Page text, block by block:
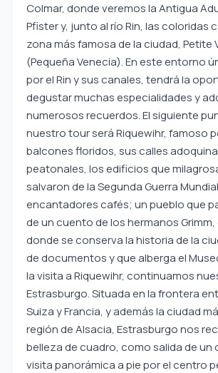
Colmar, donde veremos la Antigua
Pfister y, junto al río Rin, las coloridas
zona más famosa de la ciudad, Petite
(Pequeña Venecia). En este entorno
por el Rin y sus canales, tendrá la
degustar muchas especialidades y
numerosos recuerdos. El siguiente
nuestro tour será Riquewihr, famoso
balcones floridos, sus calles
peatonales, los edificios que
salvaron de la Segunda Guerra
encantadores cafés; un pueblo que
de un cuento de los hermanos
donde se conserva la historia de la
de documentos y que alberga el
la visita a Riquewihr, continuamos
Estrasburgo. Situada en la frontera
Suiza y Francia, y además la ciudad
región de Alsacia, Estrasburgo nos
belleza de cuadro, como salida de un
visita panorámica a pie por el centro